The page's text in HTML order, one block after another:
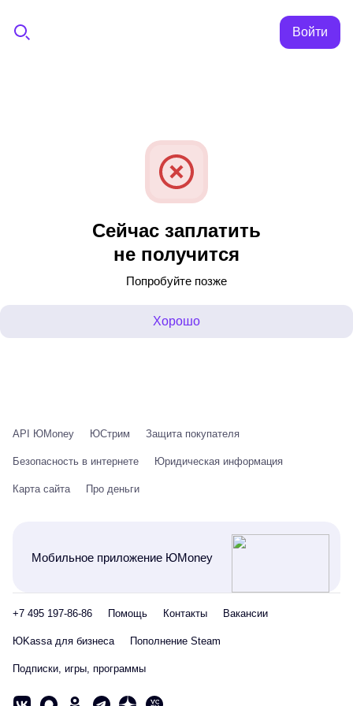
Войти
Сейчас заплатить
не получится
Попробуйте позже
Хорошо
API ЮMoney ЮСтрим Защита покупателя
Безопасность в интернете Юридическая информация
Карта сайта Про деньги
Мобильное приложение ЮMoney
+7 495 197-86-86 Помощь Контакты Вакансии
ЮKassa для бизнеса Пополнение Steam
Подписки, игры, программы